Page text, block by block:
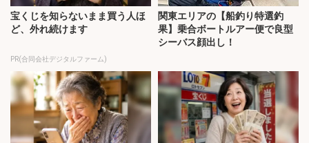
宝くじを知らないまま買う人ほ
ど、外れ続けます
PR(合同会社デジタルファーム)
関東エリアの【船釣り特選釣
果】乗合ボートルアー便で良型
シーバス顔出し！